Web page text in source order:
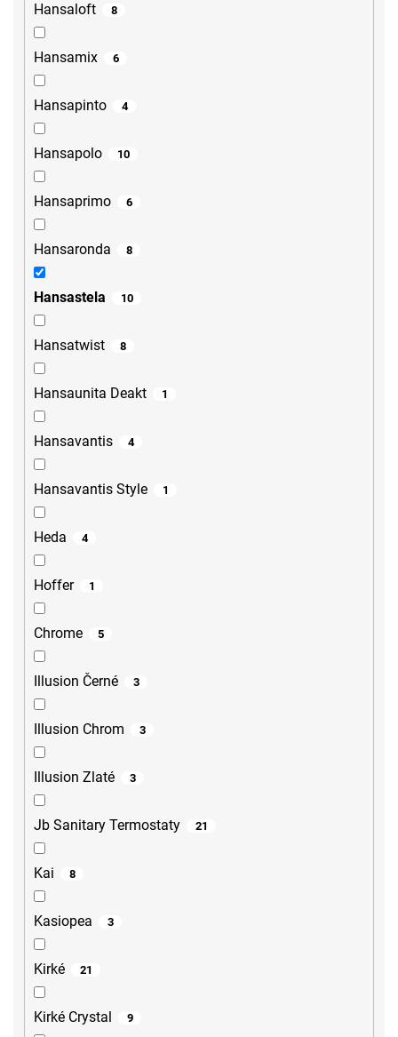
Hansaloft 8
Hansamix 6
Hansapinto 4
Hansapolo 10
Hansaprimo 6
Hansaronda 8
Hansastela 10
Hansatwist 8
Hansaunita Deakt 1
Hansavantis 4
Hansavantis Style 1
Heda 4
Hoffer 1
Chrome 5
Illusion Černé 3
Illusion Chrom 3
Illusion Zlaté 3
Jb Sanitary Termostaty 21
Kai 8
Kasiopea 3
Kirké 21
Kirké Crystal 9